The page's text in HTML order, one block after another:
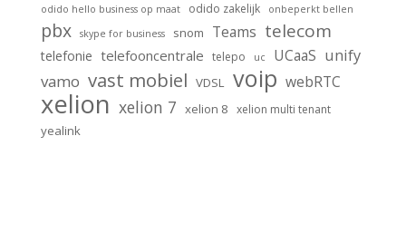
odido hello business op maat odido zakelijk onbeperkt bellen
pbx skype for business snom Teams telecom
telefonie telefooncentrale telepo uc UCaaS unify
vamo vast mobiel VDSL voip webRTC
xelion xelion 7 xelion 8 xelion multi tenant
yealink